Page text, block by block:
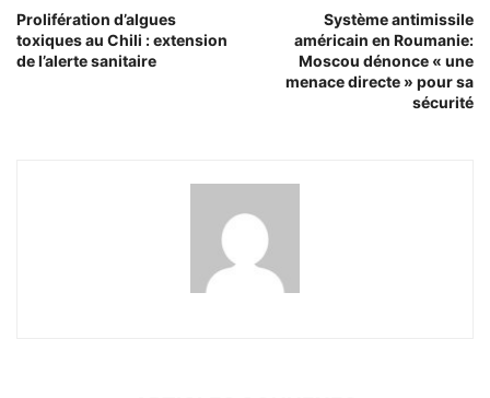
Prolifération d’algues
toxiques au Chili : extension
de l’alerte sanitaire
Système antimissile
américain en Roumanie:
Moscou dénonce « une
menace directe » pour sa
sécurité